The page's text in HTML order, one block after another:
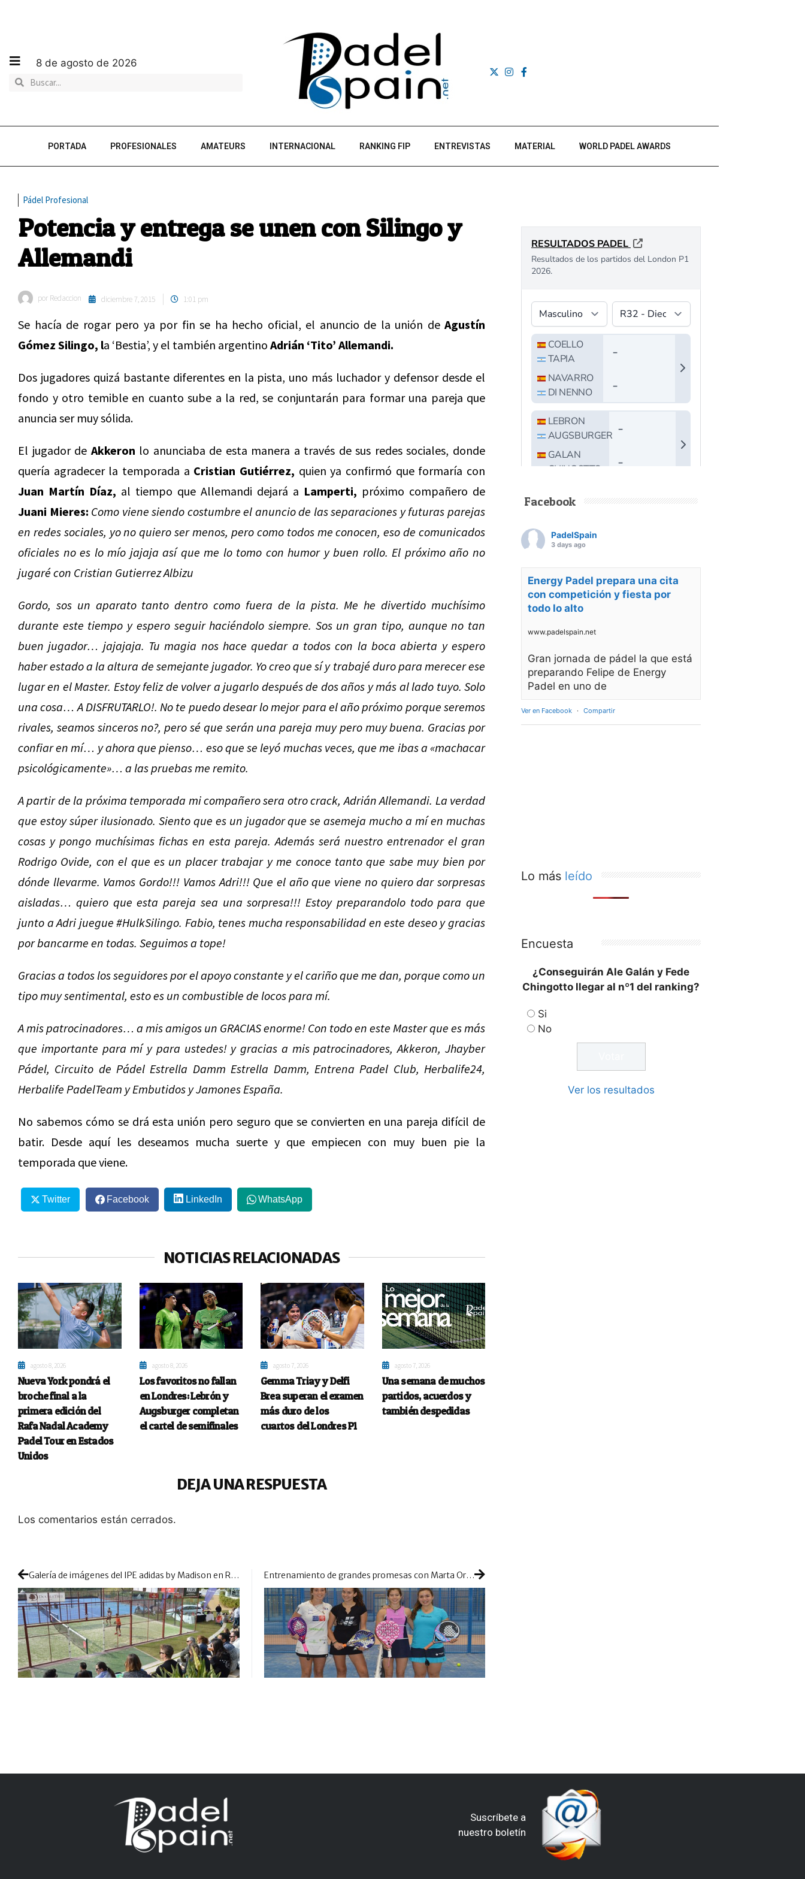
8 de agosto de 2026
PORTADA PROFESIONALES AMATEURS INTERNACIONAL RANKING FIP ENTREVISTAS MATERIAL WORLD PADEL AWARDS
Pádel Profesional
Potencia y entrega se unen con Silingo y
Allemandi
por Redaccion diciembre 7, 2015 1:01 pm
Se hacía de rogar pero ya por fin se ha hecho oficial, el anuncio de la unión deAgustín
Gómez Silingo, la ‘Bestia’, y el también argentino Adrián ‘Tito’ Allemandi.
Dos jugadores quizá bastante diferentes en la pista, uno más luchador y defensor desde el
fondo y otro temible en cuanto sube a la red, se conjuntarán para formar una pareja que
anuncia ser muy sólida.
El jugador de Akkeron lo anunciaba de esta manera a través de sus redes sociales, donde
quería agradecer la temporada a Cristian Gutiérrez, quien ya confirmó que formaría con
Juan Martín Díaz, al tiempo que Allemandi dejará a Lamperti, próximo compañero de
Juani Mieres: Como viene siendo costumbre el anuncio de las separaciones y futuras parejas
en redes sociales, yo no quiero ser menos, pero como todos me conocen, eso de comunicados
oficiales no es lo mío jajaja así que me lo tomo con humor y buen rollo. El próximo año no
jugaré con Cristian Gutierrez Albizu
Gordo, sos un aparato tanto dentro como fuera de la pista. Me he divertido muchísimo
durante este tiempo y espero seguir haciéndolo siempre. Sos un gran tipo, aunque no tan
buen jugador… jajajaja. Tu magia nos hace quedar a todos con la boca abierta y espero
haber estado a la altura de semejante jugador. Yo creo que sí y trabajé duro para merecer ese
lugar en el Master. Estoy feliz de volver a jugarlo después de dos años y más al lado tuyo. Solo
una cosa… A DISFRUTARLO!. No te puedo desear lo mejor para el año próximo porque seremos
rivales, seamos sinceros no?, pero sé que serán una pareja muy pero muy buena. Gracias por
confiar en mí… y ahora que pienso… eso que se leyó muchas veces, que me ibas a «machacar
psicológicamente»… a las pruebas me remito.
A partir de la próxima temporada mi compañero sera otro crack, Adrián Allemandi. La verdad
que estoy súper ilusionado. Siento que es un jugador que se asemeja mucho a mí en muchas
cosas y pongo muchísimas fichas en esta pareja. Además será nuestro entrenador el gran
Rodrigo Ovide, con el que es un placer trabajar y me conoce tanto que sabe muy bien por
dónde llevarme. Vamos Gordo!!! Vamos Adri!!! Que el año que viene no quiero dar sorpresas
aisladas… quiero que esta pareja sea una sorpresa!!! Estoy preparandolo todo para que
junto a Adri juegue ‪#‎HulkSilingo‬. Fabio, tenes mucha responsabilidad en este deseo y gracias
por bancarme en todas. Seguimos a tope!
Gracias a todos los seguidores por el apoyo constante y el cariño que me dan, porque como un
tipo muy sentimental, esto es un combustible de locos para mí.
A mis patrocinadores… a mis amigos un GRACIAS enorme! Con todo en este Master que es más
que importante para mí y para ustedes! y gracias a mis patrocinadores, Akkeron, Jhayber
Pádel, Circuito de Pádel Estrella Damm Estrella Damm, Entrena Padel Club, Herbalife24,
Herbalife PadelTeam y Embutidos y Jamones España.
No sabemos cómo se drá esta unión pero seguro que se convierten en una pareja difícil de
batir. Desde aquí les deseamos mucha suerte y que empiecen con muy buen pie la
temporada que viene.
Twitter Facebook LinkedIn WhatsApp
NOTICIAS RELACIONADAS
agosto 8, 2026
Nueva York pondrá el
broche final a la
primera edición del
Rafa Nadal Academy
Padel Tour en Estados
Unidos
agosto 8, 2026
Los favoritos no fallan
en Londres: Lebrón y
Augsburger completan
el cartel de semifinales
agosto 7, 2026
Gemma Triay y Delfi
Brea superan el examen
más duro de los
cuartos del Londres P1
agosto 7, 2026
Una semana de muchos
partidos, acuerdos y
también despedidas
DEJA UNA RESPUESTA
Los comentarios están cerrados.
Galería de imágenes del IPE adidas by Madison en Reserva del Higuerón Entrenamiento de grandes promesas con Marta Ortega en Sanset Pádel Indoor
Facebook
PadelSpain
3 days ago
Energy Padel prepara una cita
con competición y fiesta por
todo lo alto
www.padelspain.net
Gran jornada de pádel la que está
preparando Felipe de Energy
Padel en uno de
Ver en Facebook · Compartir
Lo más leído
Encuesta
¿Conseguirán Ale Galán y Fede
Chingotto llegar al nº1 del ranking?
Si
No
Ver los resultados
Suscríbete a
nuestro boletín